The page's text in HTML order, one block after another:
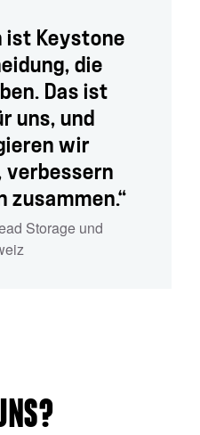
ist Keystone
die
Das ist
uns, und
wir
verbessern
zusammen.“
Storage und